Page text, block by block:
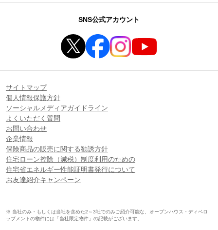
SNS公式アカウント
サイトマップ
個人情報保護方針
ソーシャルメディアガイドライン
よくいただく質問
お問い合わせ
企業情報
保険商品の販売に関する勧誘方針
住宅ローン控除（減税）制度利用のための
住宅省エネルギー性能証明書発行について
お友達紹介キャンペーン
※ 当社のみ・もしくは当社を含めた2～3社でのみご紹介可能な、オープンハウス・ディベロ
ップメントの物件には「当社限定物件」の記載がございます。